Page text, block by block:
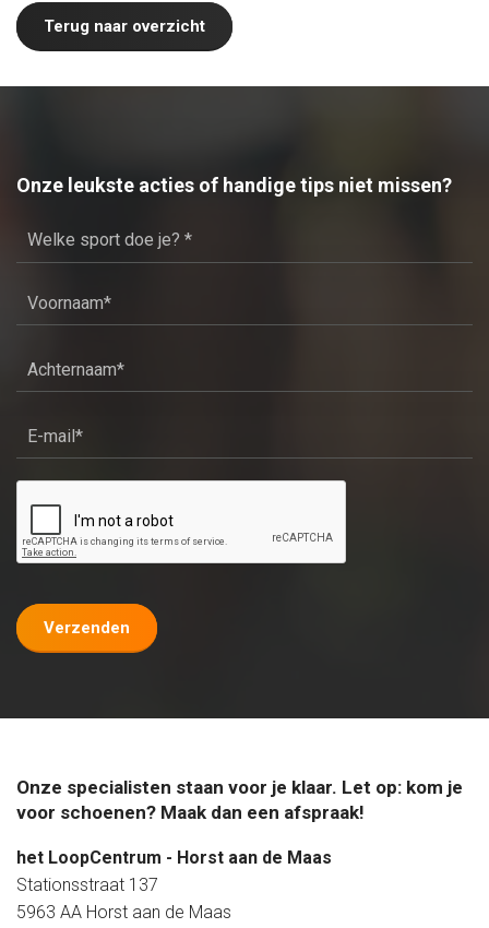
Terug naar overzicht
Onze leukste acties of handige tips niet missen?
Verzenden
Onze specialisten staan voor je klaar. Let op: kom je
voor schoenen? Maak dan een afspraak!
het LoopCentrum - Horst aan de Maas
Stationsstraat 137
5963 AA Horst aan de Maas